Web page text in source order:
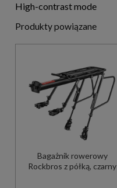
High-contrast mode
Produkty powiązane
Bagażnik rowerowy
Rockbros z półką, czarny